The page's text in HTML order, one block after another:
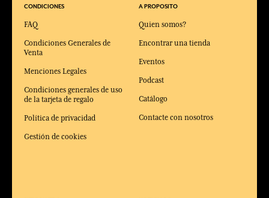
CONDICIONES
FAQ
Condiciones Generales de
Venta
Menciones Legales
Condiciones generales de uso
de la tarjeta de regalo
Política de privacidad
Gestión de cookies
A PROPOSITO
Quien somos?
Encontrar una tienda
Eventos
Podcast
Catálogo
Contacte con nosotros